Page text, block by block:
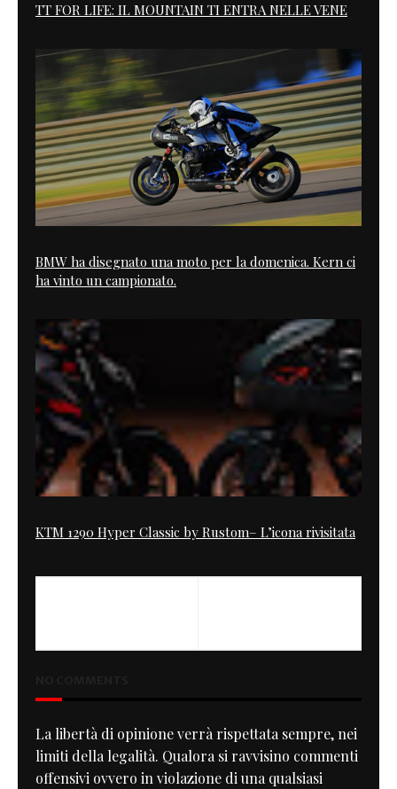
TT FOR LIFE: IL MOUNTAIN TI ENTRA NELLE VENE
BMW ha disegnato una moto per la domenica. Kern ci
ha vinto un campionato.
KTM 1290 Hyper Classic by Rustom– L’icona rivisitata
La libertà di opinione verrà rispettata sempre, nei
limiti della legalità. Qualora si ravvisino commenti
offensivi ovvero in violazione di una qualsiasi